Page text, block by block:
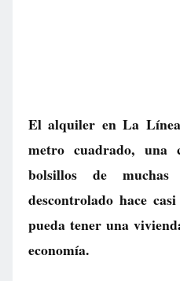
El alquiler en La
metro cuadrado, una
bolsillos de
descontrolado hace
pueda tener una
economía.